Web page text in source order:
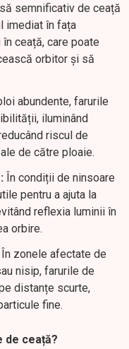
semnificativ de ceață
imediat în fața
ceață, care poate
orbitor și să
abundente, farurile
iluminând
riscul de
de către ploaie.
În condiții de ninsoare
pentru a ajuta la
reflexia luminii în
orbire.
În zonele afectate de
nisip, farurile de
distanțe scurte,
fine.
ceață?